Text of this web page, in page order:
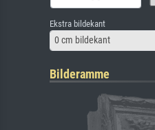
Ekstra bildekant
0 cm bildekant
Bilderamme